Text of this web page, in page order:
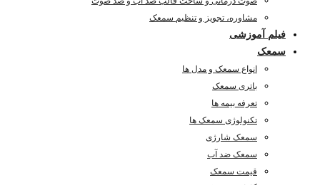
مشاوره، تجویز و تنظیم سمعک
فیلم آموزشی
سمعک
انواع سمعک و مدل ها
باتری سمعک
تعرفه بیمه ها
تکنولوژی سمعک ها
سمعک شارژی
سمعک ضد آب
قیمت سمعک